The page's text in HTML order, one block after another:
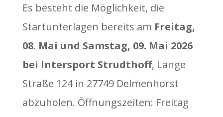
Es besteht die Möglichkeit, die
Startunterlagen bereits am Freitag,
08. Mai und Samstag, 09. Mai 2026
bei Intersport Strudthoff, Lange
Straße 124 in 27749 Delmenhorst
abzuholen. Öffnungszeiten: Freitag